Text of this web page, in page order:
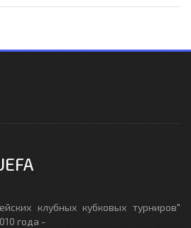
клубных кубковых турниров"
года -